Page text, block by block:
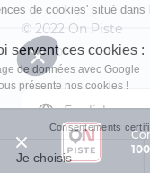
© 2022 On Piste
v. 1.45.0
English
'Préférences de cookies'
À quoi servent ces
Partage de données
On vous présente nos
Je choisis